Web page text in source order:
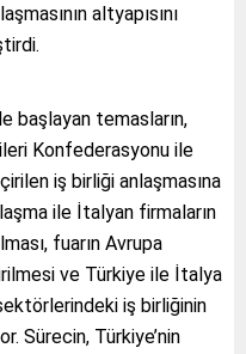
altyapısını
başlayan temasların,
Konfederasyonu ile
iş birliği anlaşmasına
ile İtalyan firmaların
fuarın Avrupa
ve Türkiye ile İtalya
iş birliğinin
Sürecin, Türkiye’nin